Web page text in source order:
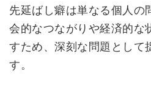
先延ばし癖は単なる個人の
会的なつながりや経済的な
すため、深刻な問題として
す。